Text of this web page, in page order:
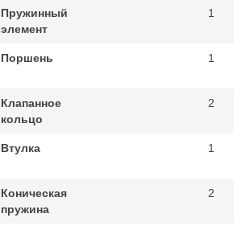
Пружинный
элемент
1
Поршень 1
Клапанное
кольцо
2
Втулка 1
Коническая
пружина
2